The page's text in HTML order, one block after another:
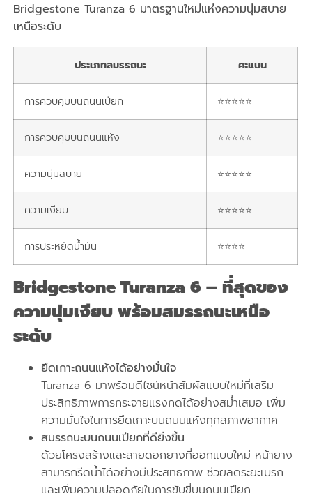
Bridgestone Turanza 6 มาตรฐานใหม่แห่งความนุ่มสบาย
เหนือระดับ
ประเภทสมรรถนะ คะแนน
การควบคุมบนถนนเปียก ⭐⭐⭐⭐⭐
การควบคุมบนถนนแห้ง ⭐⭐⭐⭐⭐
ความนุ่มสบาย ⭐⭐⭐⭐⭐
ความเงียบ ⭐⭐⭐⭐⭐
การประหยัดน้ำมัน ⭐⭐⭐⭐
Bridgestone Turanza 6 – ที่สุดของ
ความนุ่มเงียบ พร้อมสมรรถนะเหนือ
ระดับ
ยึดเกาะถนนแห้งได้อย่างมั่นใจ
Turanza 6 มาพร้อมดีไซน์หน้าสัมผัสแบบใหม่ที่เสริม
ประสิทธิภาพการกระจายแรงกดได้อย่างสม่ำเสมอ เพิ่ม
ความมั่นใจในการยึดเกาะบนถนนแห้งทุกสภาพอากาศ
สมรรถนะบนถนนเปียกที่ดียิ่งขึ้น
ด้วยโครงสร้างและลายดอกยางที่ออกแบบใหม่ หน้ายาง
สามารถรีดน้ำได้อย่างมีประสิทธิภาพ ช่วยลดระยะเบรก